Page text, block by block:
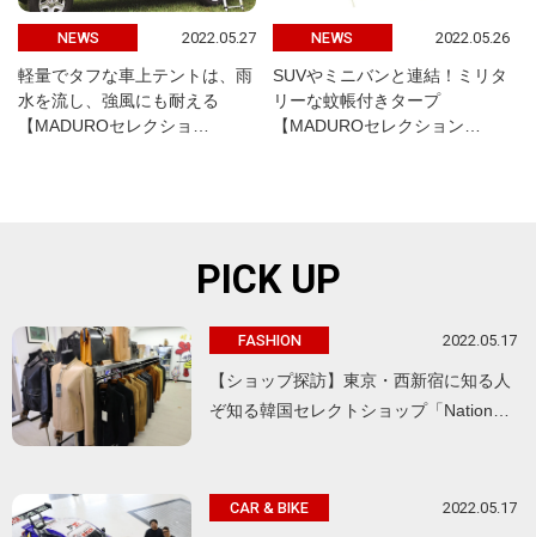
NEWS 2022.05.27
軽量でタフな車上テントは、雨
水を流し、強風にも耐える
【MADUROセレクショ…
NEWS 2022.05.26
SUVやミニバンと連結！ミリタ
リーな蚊帳付きタープ
【MADUROセレクション…
PICK UP
FASHION 2022.05.17
【ショップ探訪】東京・西新宿に知る人
ぞ知る韓国セレクトショップ「Nation…
CAR & BIKE 2022.05.17